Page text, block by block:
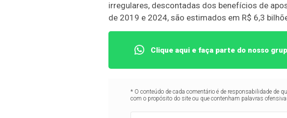
irregulares, descontadas dos benefícios de
de 2019 e 2024, são estimados em R$ 6,3
Clique aqui e faça parte do nosso
* O conteúdo de cada comentário é de responsabilidade de
com o propósito do site ou que contenham palavras